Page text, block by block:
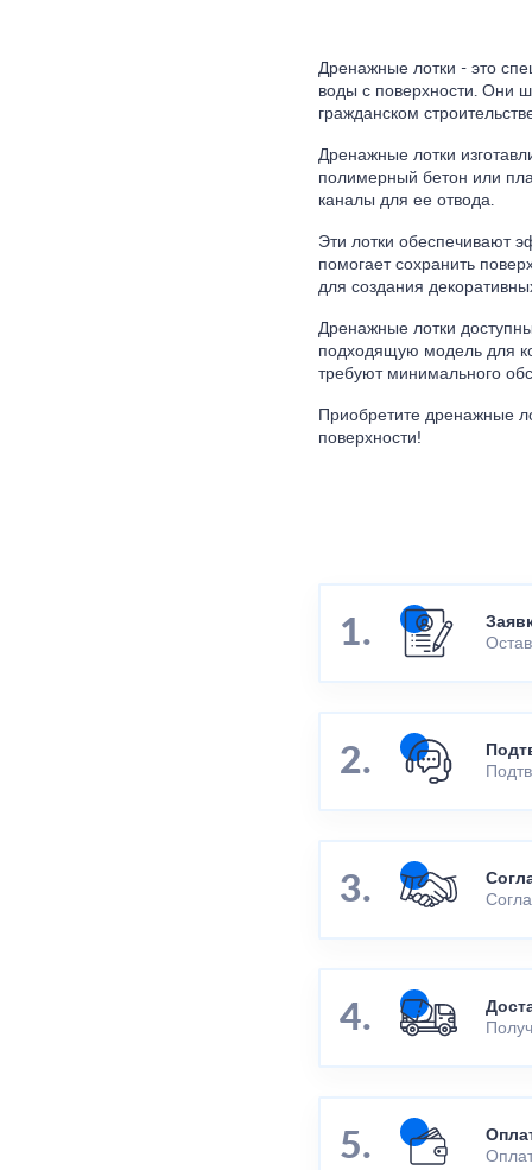
Дренажные лотки - это
воды с поверхности. Они
гражданском
Дренажные лотки
полимерный бетон или
каналы для ее отвода.
Эти лотки обеспечивают
помогает сохранить
для создания
Дренажные лотки
подходящую модель для
требуют минимального
Приобретите дренажные
поверхности!